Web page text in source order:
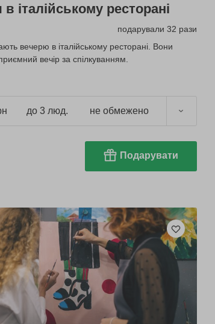
італійському ресторані
подарували 32 рази
вечерю в італійському ресторані. Вони
вечір за спілкуванням.
до 3 люд. не обмежено
Подарувати